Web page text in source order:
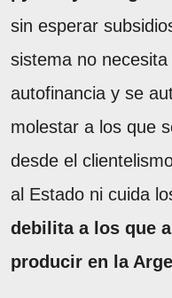
sin esperar
sistema no
autofinancia y se
molestar a los que
desde el
al Estado ni cuida
debilita a los que
producir en la